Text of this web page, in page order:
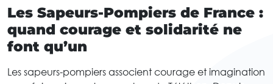
Les Sapeurs-Pompiers de France :
quand courage et solidarité ne
font qu’un
Les sapeurs-pompiers associent courage et imagination